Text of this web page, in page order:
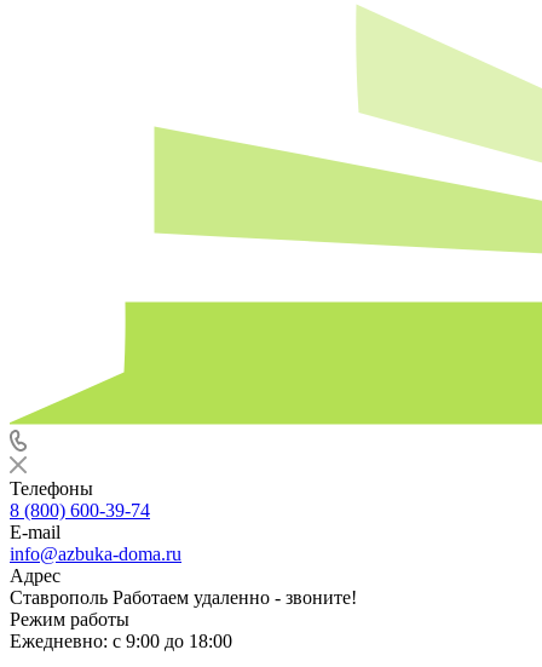
Телефоны
8 (800) 600-39-74
E-mail
info@azbuka-doma.ru
Адрес
Ставрополь Работаем удаленно - звоните!
Режим работы
Ежедневно: с 9:00 до 18:00